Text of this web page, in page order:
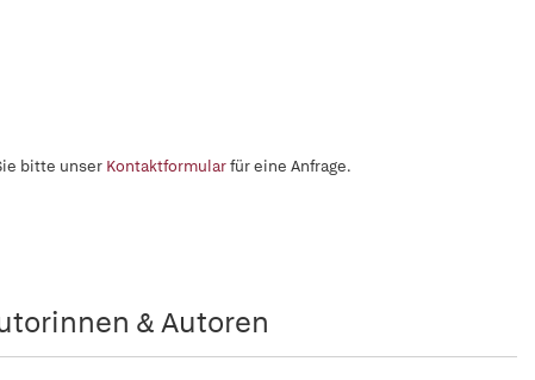
bitte unser Kontaktformularfür eine Anfrage.
& Autoren